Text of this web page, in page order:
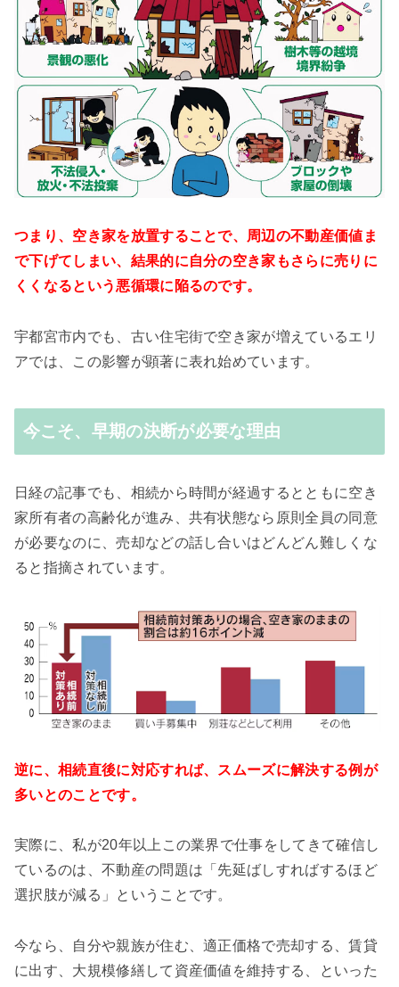
つまり、空き家を放置することで、周辺の不動産価値ま
で下げてしまい、結果的に自分の空き家もさらに売りに
くくなるという悪循環に陥るのです。
宇都宮市内でも、古い住宅街で空き家が増えているエリ
アでは、この影響が顕著に表れ始めています。
今こそ、早期の決断が必要な理由
日経の記事でも、相続から時間が経過するとともに空き
家所有者の高齢化が進み、共有状態なら原則全員の同意
が必要なのに、売却などの話し合いはどんどん難しくな
ると指摘されています。
逆に、相続直後に対応すれば、スムーズに解決する例が
多いとのことです。
実際に、私が20年以上この業界で仕事をしてきて確信し
ているのは、不動産の問題は「先延ばしすればするほど
選択肢が減る」ということです。
今なら、自分や親族が住む、適正価格で売却する、賃貸
に出す、大規模修繕して資産価値を維持する、といった